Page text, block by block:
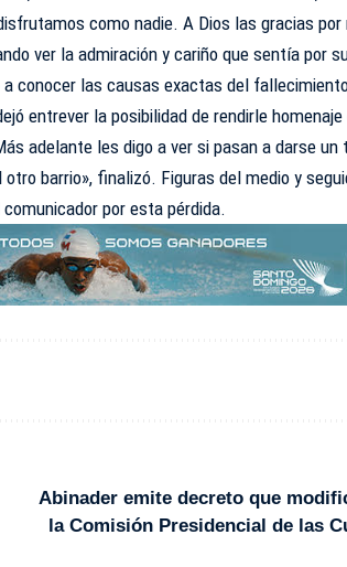
como nadie. A Dios las gracias por
ver la admiración y cariño que sentía por
conocer las causas exactas del
entrever la posibilidad de rendirle homenaje
adelante les digo a ver si pasan a darse un
barrio», finalizó. Figuras del medio y
por esta pérdida.
Abinader emite decreto que
la Comisión Presidencial de las